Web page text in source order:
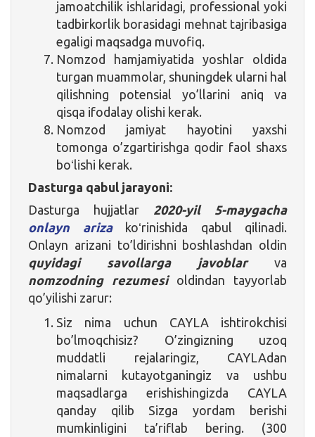
jamoatchilik ishlaridagi, professional yoki
tadbirkorlik borasidagi mehnat tajribasiga
egaligi maqsadga muvofiq.
Nomzod hamjamiyatida yoshlar oldida
turgan muammolar, shuningdek ularni hal
qilishning potensial yo’llarini aniq va
qisqa ifodalay olishi kerak.
Nomzod jamiyat hayotini yaxshi
tomonga o’zgartirishga qodir faol shaxs
boʻlishi kerak.
Dasturga qabul jarayoni:
Dasturga hujjatlar 2020-yil 5-maygacha
onlayn arizakoʻrinishida qabul qilinadi.
Onlayn arizani to’ldirishni boshlashdan oldin
quyidagi savollarga javoblarva
nomzodning rezumesi oldindan tayyorlab
qo’yilishi zarur:
Siz nima uchun CAYLA ishtirokchisi
bo’lmoqchisiz? O’zingizning uzoq
muddatli rejalaringiz, CAYLAdan
nimalarni kutayotganingiz va ushbu
maqsadlarga erishishingizda CAYLA
qanday qilib Sizga yordam berishi
mumkinligini ta’riflab bering. (300